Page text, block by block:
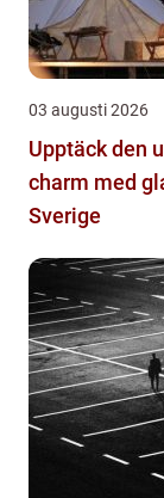
03 augusti 2026
Upptäck den
charm med
Sverige